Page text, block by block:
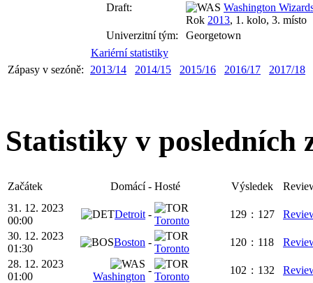
Draft:
Washington
Rok 2013, 1. kolo, 3. místo
Univerzitní tým:
Georgetown
Kariérní statistiky
Zápasy v sezóně:
2013/14 2014/15 2015/16 2016/17 2017/18
Statistiky v posledních
Začátek Domácí - Hosté Výsledek
31. 12. 2023
00:00
Detroit -
Toronto
129 : 127
30. 12. 2023
01:30
Boston -
Toronto
120 : 118
28. 12. 2023
01:00
Washington
-
Toronto
102 : 132